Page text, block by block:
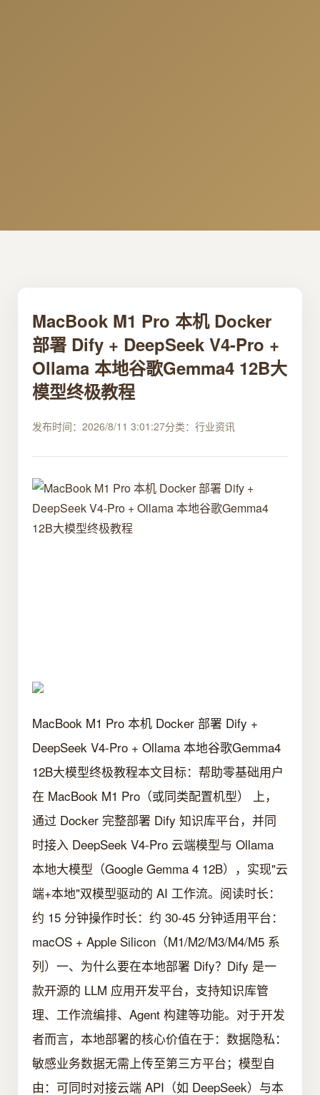
MacBook M1 Pro 本机 Docker
部署 Dify + DeepSeek V4-Pro +
Ollama 本地谷歌Gemma4 12B大
模型终极教程
发布时间：2026/8/11 3:01:27分类：行业资讯
MacBook M1 Pro 本机 Docker 部署 Dify +
DeepSeek V4-Pro + Ollama 本地谷歌Gemma4
12B大模型终极教程本文目标：帮助零基础用户
在 MacBook M1 Pro（或同类配置机型） 上，
通过 Docker 完整部署 Dify 知识库平台，并同
时接入 DeepSeek V4-Pro 云端模型与 Ollama
本地大模型（Google Gemma 4 12B），实现"云
端+本地"双模型驱动的 AI 工作流。阅读时长：
约 15 分钟操作时长：约 30-45 分钟适用平台：
macOS + Apple Silicon（M1/M2/M3/M4/M5 系
列）一、为什么要在本地部署 Dify？Dify 是一
款开源的 LLM 应用开发平台，支持知识库管
理、工作流编排、Agent 构建等功能。对于开发
者而言，本地部署的核心价值在于：数据隐私：
敏感业务数据无需上传至第三方平台；模型自
由：可同时对接云端 API（如 DeepSeek）与本